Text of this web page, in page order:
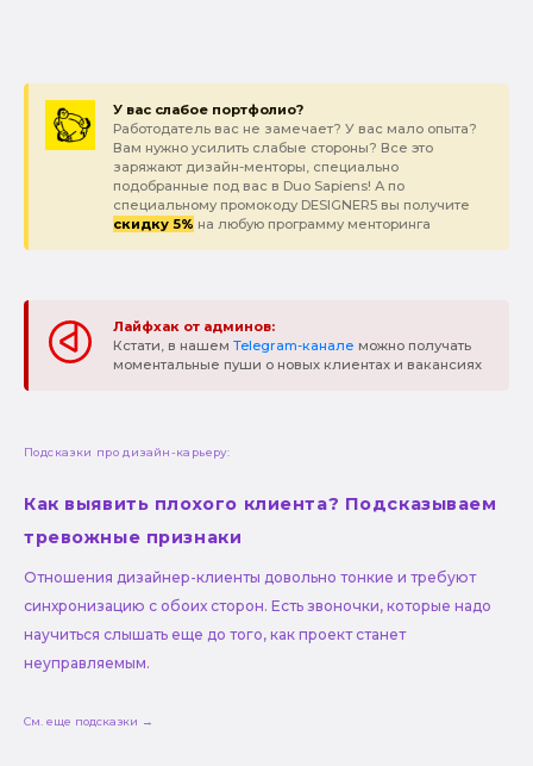
У вас слабое портфолио?
Работодатель вас не замечает? У вас мало опыта?
Вам нужно усилить слабые стороны? Все это
заряжают дизайн-менторы, специально
подобранные под вас в Duo Sapiens! А по
специальному промокоду DESIGNER5 вы получите
скидку 5% на любую программу менторинга
Лайфхак от админов:
Кстати, в нашем Telegram-канале можно получать
моментальные пуши о новых клиентах и вакансиях
Подсказки про дизайн-карьеру:
Как выявить плохого клиента? Подсказываем
тревожные признаки
Отношения дизайнер-клиенты довольно тонкие и требуют
синхронизацию с обоих сторон. Есть звоночки, которые надо
научиться слышать еще до того, как проект станет
неуправляемым.
См. еще подсказки →